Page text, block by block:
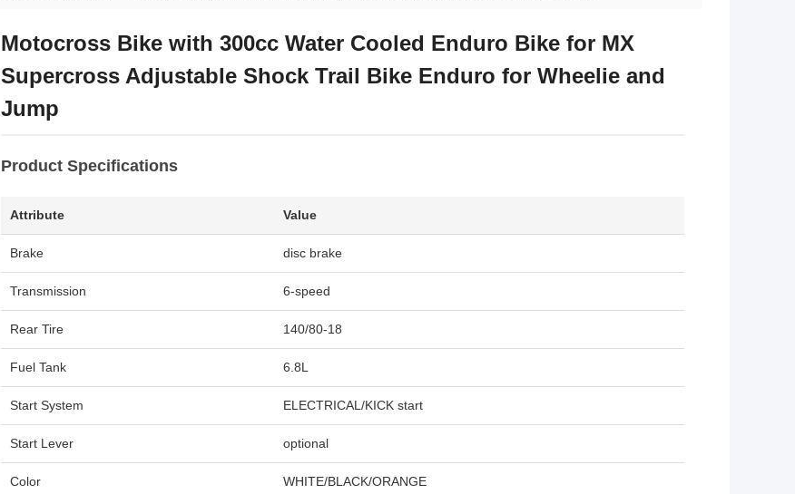
Motocross Bike with 300cc Water Cooled Enduro Bike for MX
Supercross Adjustable Shock Trail Bike Enduro for Wheelie and
Jump
Product Specifications
Attribute Value
Brake disc brake
Transmission 6-speed
Rear Tire 140/80-18
Fuel Tank 6.8L
Start System ELECTRICAL/KICK start
Start Lever optional
Color WHITE/BLACK/ORANGE